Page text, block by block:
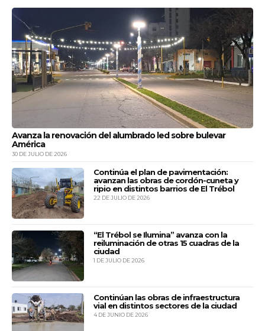
Domingo a viernes.
20:40Güemes
Domingos o último día del feriado largo.
SANTA FE
06:00El Norte
Lunes a sábados. e intermedias
Lunes, viernes y domingos. e intermedias
16:30Lunes a viernes.
RAFAELA
07:45Güemes
Lunes a sábados.
LAS ROSAS
05:45Transur
Lunes a sábados.
El Norte
Lunes a viernes.
10:00
Transur
Todos los días.
Avanza la renovación del alumbrado led sobre bulevar
América
30 DE JULIO DE 2026
Continúa el plan de pavimentación:
avanzan las obras de cordón-cuneta y
ripio en distintos barrios de El Trébol
22 DE JULIO DE 2026
“El Trébol se Ilumina” avanza con la
reiluminación de otras 15 cuadras de la
ciudad
1 DE JULIO DE 2026
Continúan las obras de infraestructura
vial en distintos sectores de la ciudad
4 DE JUNIO DE 2026